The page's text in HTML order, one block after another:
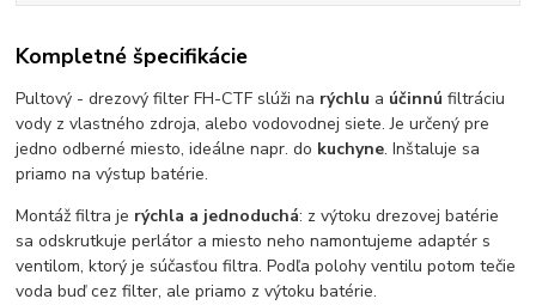
Kompletné špecifikácie
Pultový - drezový filter FH-CTF slúži na rýchlu a účinnú filtráciu
vody z vlastného zdroja, alebo vodovodnej siete. Je určený pre
jedno odberné miesto, ideálne napr. do kuchyne. Inštaluje sa
priamo na výstup batérie.
Montáž filtra je rýchla a jednoduchá: z výtoku drezovej batérie
sa odskrutkuje perlátor a miesto neho namontujeme adaptér s
ventilom, ktorý je súčasťou filtra. Podľa polohy ventilu potom tečie
voda buď cez filter, ale priamo z výtoku batérie.